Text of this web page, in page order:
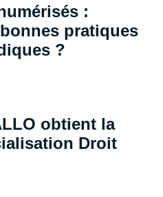
:
pratiques
?
obtient la
Droit